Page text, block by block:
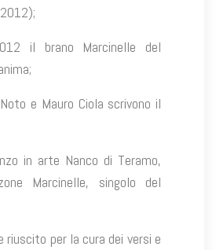
il brano Marcinelle del
e Mauro Ciola scrivono il
in arte Nanco di Teramo,
Marcinelle, singolo del
riuscito per la cura dei versi e